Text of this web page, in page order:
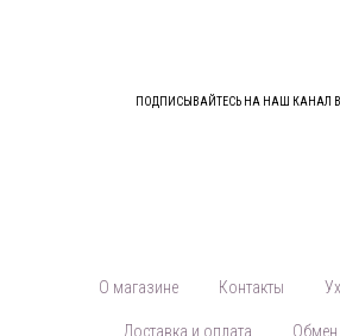
ПОДПИСЫВАЙТЕСЬ НА НАШ КАНАЛ В
О магазине Контакты
Доставка и оплата Обмен